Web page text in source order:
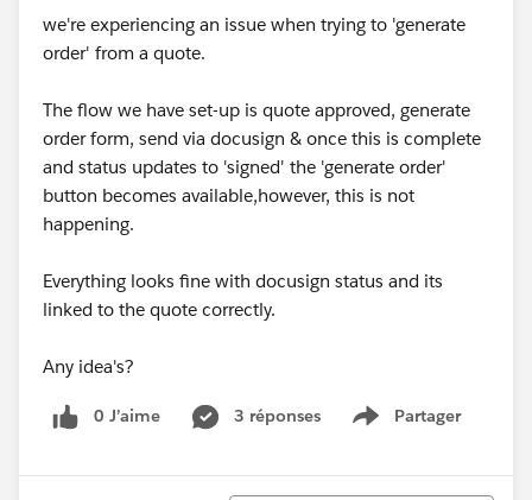
we're experiencing an issue when trying to 'generate
order' from a quote.
The flow we have set-up is quote approved, generate
order form, send via docusign & once this is complete
and status updates to 'signed' the 'generate order'
button becomes available,however, this is not
happening.
Everything looks fine with docusign status and its
linked to the quote correctly.
Any idea's?
0 J’aime 3 réponses Partager
Show menu